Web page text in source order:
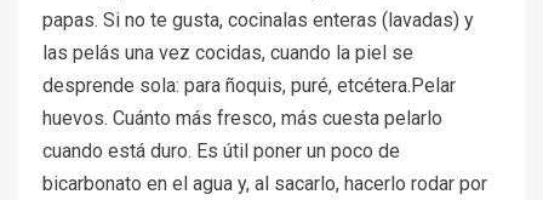
papas. Si no te gusta, cocinalas enteras (lavadas) y
las pelás una vez cocidas, cuando la piel se
desprende sola: para ñoquis, puré, etcétera.Pelar
huevos. Cuánto más fresco, más cuesta pelarlo
cuando está duro. Es útil poner un poco de
bicarbonato en el agua y, al sacarlo, hacerlo rodar por